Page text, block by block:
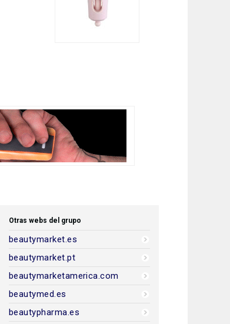
Otras webs del grupo
beautymarket.es
beautymarket.pt
beautymarketamerica.com
beautymed.es
beautypharma.es